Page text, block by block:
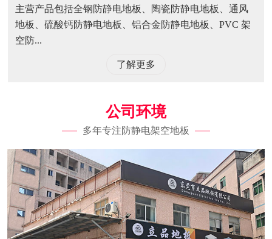
主营产品包括全钢防静电地板、陶瓷防静电地板、通风
地板、硫酸钙防静电地板、铝合金防静电地板、PVC 架
空防...
了解更多
公司环境
多年专注防静电架空地板